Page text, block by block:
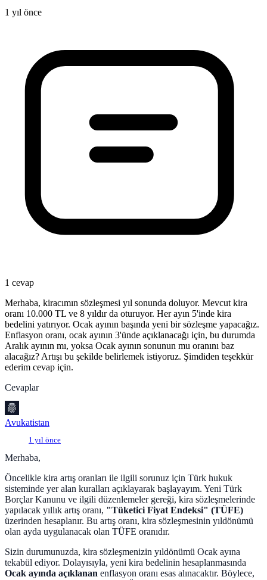
1 yıl önce
1 cevap
Merhaba, kiracımın sözleşmesi yıl sonunda doluyor. Mevcut kira
oranı 10.000 TL ve 8 yıldır da oturuyor. Her ayın 5'inde kira
bedelini yatırıyor. Ocak ayının başında yeni bir sözleşme yapacağız.
Enflasyon oranı, ocak ayının 3'ünde açıklanacağı için, bu durumda
Aralık ayının mı, yoksa Ocak ayının sonunun mu oranını baz
alacağız? Artışı bu şekilde belirlemek istiyoruz. Şimdiden teşekkür
ederim cevap için.
Cevaplar
Avukatistan
1 yıl önce
Merhaba,
Öncelikle kira artış oranları ile ilgili sorunuz için Türk hukuk
sisteminde yer alan kuralları açıklayarak başlayayım. Yeni Türk
Borçlar Kanunu ve ilgili düzenlemeler gereği, kira sözleşmelerinde
yapılacak yıllık artış oranı, "Tüketici Fiyat Endeksi" (TÜFE)
üzerinden hesaplanır. Bu artış oranı, kira sözleşmesinin yıldönümü
olan ayda uygulanacak olan TÜFE oranıdır.
Sizin durumunuzda, kira sözleşmenizin yıldönümü Ocak ayına
tekabül ediyor. Dolayısıyla, yeni kira bedelinin hesaplanmasında
Ocak ayında açıklanan enflasyon oranı esas alınacaktır. Böylece,